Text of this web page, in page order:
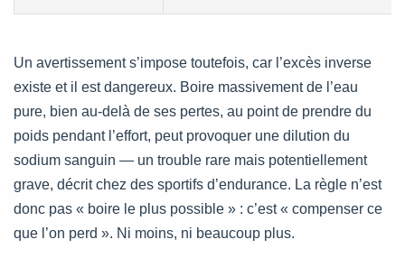
Un avertissement s’impose toutefois, car l’excès inverse
existe et il est dangereux. Boire massivement de l’eau
pure, bien au-delà de ses pertes, au point de prendre du
poids pendant l’effort, peut provoquer une dilution du
sodium sanguin — un trouble rare mais potentiellement
grave, décrit chez des sportifs d’endurance. La règle n’est
donc pas « boire le plus possible » : c’est « compenser ce
que l’on perd ». Ni moins, ni beaucoup plus.